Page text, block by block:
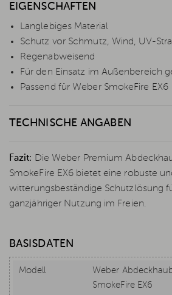
EIGENSCHAFTEN
Langlebiges Material
Schutz vor Schmutz, Wind, UV-
Regenabweisend
Für den Einsatz im Außenbereich
Passend für Weber SmokeFire EX6
TECHNISCHE ANGABEN
Fazit: Die Weber Premium
SmokeFire EX6 bietet eine robuste
witterungsbeständige Schutzlösung
ganzjähriger Nutzung im Freien.
BASISDATEN
Modell
Weber
SmokeFire EX6